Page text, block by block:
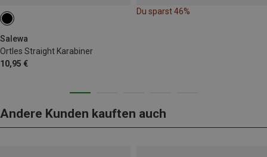
Salewa
Ortles Straight Karabiner
10,95 €
Du sparst 46%
Andere Kunden kauften auch